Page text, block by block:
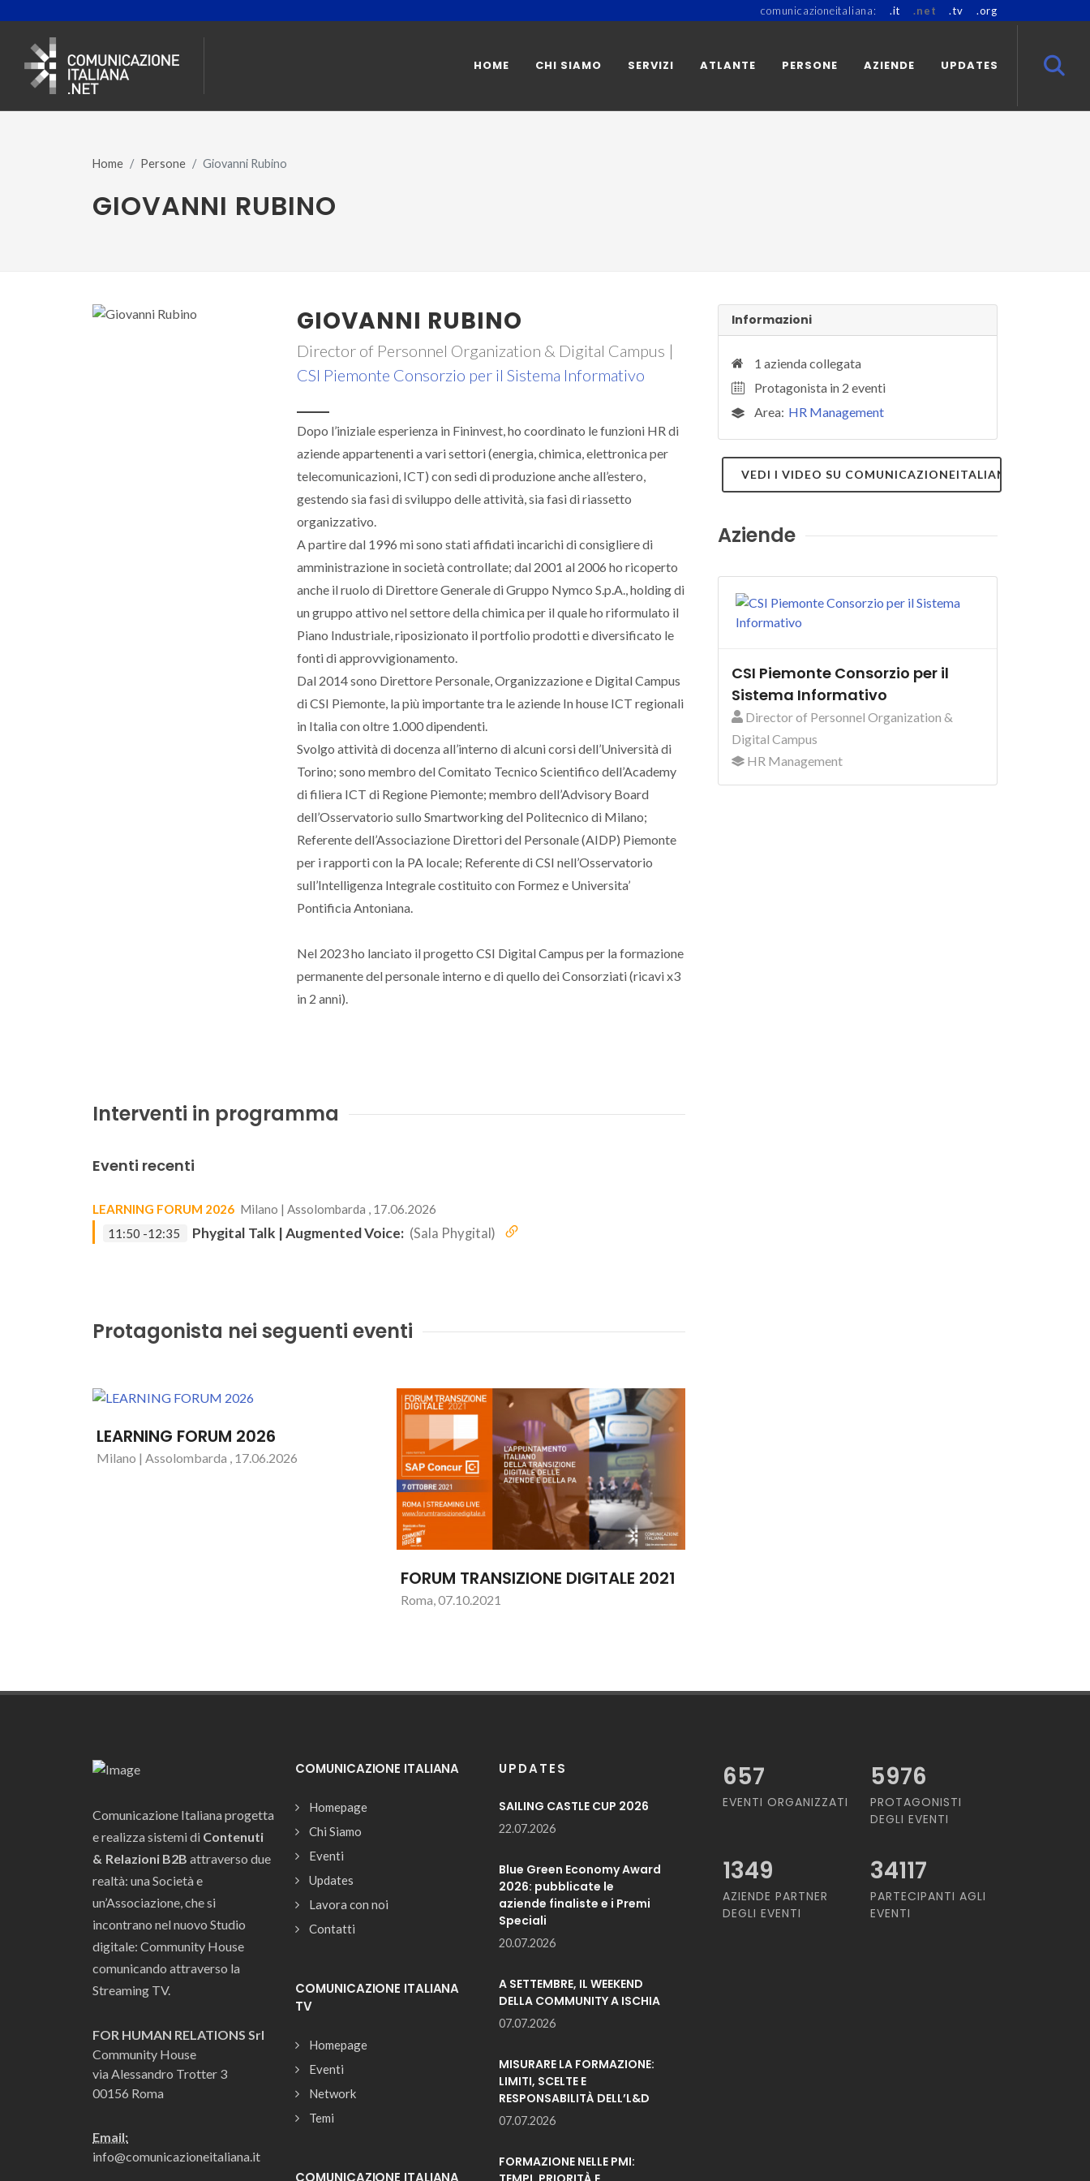
comunicazioneitaliana: .it .net .tv .org
HOME CHI SIAMO SERVIZI ATLANTE PERSONE AZIENDE UPDATES
Home Persone Giovanni Rubino
GIOVANNI RUBINO
GIOVANNI RUBINO
Director of Personnel Organization & Digital Campus |
CSI Piemonte Consorzio per il Sistema Informativo
Dopo l’iniziale esperienza in Fininvest, ho coordinato le funzioni HR di
aziende appartenenti a vari settori (energia, chimica, elettronica per
telecomunicazioni, ICT) con sedi di produzione anche all’estero,
gestendo sia fasi di sviluppo delle attività, sia fasi di riassetto
organizzativo.
A partire dal 1996 mi sono stati affidati incarichi di consigliere di
amministrazione in società controllate; dal 2001 al 2006 ho ricoperto
anche il ruolo di Direttore Generale di Gruppo Nymco S.p.A., holding di
un gruppo attivo nel settore della chimica per il quale ho riformulato il
Piano Industriale, riposizionato il portfolio prodotti e diversificato le
fonti di approvvigionamento.
Dal 2014 sono Direttore Personale, Organizzazione e Digital Campus
di CSI Piemonte, la più importante tra le aziende In house ICT regionali
in Italia con oltre 1.000 dipendenti.
Svolgo attività di docenza all’interno di alcuni corsi dell’Università di
Torino; sono membro del Comitato Tecnico Scientifico dell’Academy
di filiera ICT di Regione Piemonte; membro dell’Advisory Board
dell’Osservatorio sullo Smartworking del Politecnico di Milano;
Referente dell’Associazione Direttori del Personale (AIDP) Piemonte
per i rapporti con la PA locale; Referente di CSI nell’Osservatorio
sull’Intelligenza Integrale costituito con Formez e Universita’
Pontificia Antoniana.
Nel 2023 ho lanciato il progetto CSI Digital Campus per la formazione
permanente del personale interno e di quello dei Consorziati (ricavi x3
in 2 anni).
Interventi in programma
Eventi recenti
LEARNING FORUM 2026 Milano | Assolombarda , 17.06.2026
11:50 -12:35
Phygital Talk | Augmented Voice: (Sala Phygital)
Protagonista nei seguenti eventi
LEARNING FORUM 2026
Milano | Assolombarda , 17.06.2026
FORUM TRANSIZIONE DIGITALE 2021
Roma, 07.10.2021
Informazioni
1 azienda collegata
Protagonista in 2 eventi
Area: HR Management
VEDI I VIDEO SU COMUNICAZIONEITALIANA.TV
Aziende
CSI Piemonte Consorzio per il
Sistema Informativo
Director of Personnel Organization &
Digital Campus
HR Management
Comunicazione Italiana progetta
e realizza sistemi di Contenuti
& Relazioni B2B attraverso due
realtà: una Società e
un’Associazione, che si
incontrano nel nuovo Studio
digitale: Community House
comunicando attraverso la
Streaming TV.
FOR HUMAN RELATIONS Srl
Community House
via Alessandro Trotter 3
00156 Roma
Email:
info@comunicazioneitaliana.it
COMUNICAZIONE ITALIANA
Homepage
Chi Siamo
Eventi
Updates
Lavora con noi
Contatti
COMUNICAZIONE ITALIANA
TV
Homepage
Eventi
Network
Temi
UPDATES
SAILING CASTLE CUP 2026
22.07.2026
Blue Green Economy Award
2026: pubblicate le
aziende finaliste e i Premi
Speciali
20.07.2026
A SETTEMBRE, IL WEEKEND
DELLA COMMUNITY A ISCHIA
07.07.2026
MISURARE LA FORMAZIONE:
LIMITI, SCELTE E
RESPONSABILITÀ DELL’L&D
07.07.2026
FORMAZIONE NELLE PMI:
657
EVENTI ORGANIZZATI
5976
PROTAGONISTI
DEGLI EVENTI
1349
AZIENDE PARTNER
DEGLI EVENTI
34117
PARTECIPANTI AGLI
EVENTI